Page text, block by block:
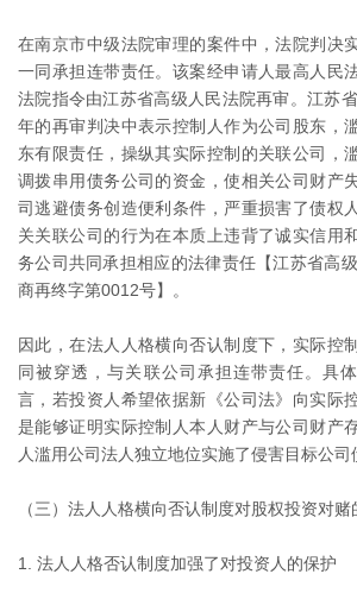
在南京市中级法院审理的案件中，法院判决
一同承担连带责任。该案经申请人最高人民
法院指令由江苏省高级人民法院再审。江苏
年的再审判决中表示控制人作为公司股东，
东有限责任，操纵其实际控制的关联公司，
调拨串用债务公司的资金，使相关公司财产
司逃避债务创造便利条件，严重损害了债权
关关联公司的行为在本质上违背了诚实信用
务公司共同承担相应的法律责任【江苏省高
商再终字第0012号】。
因此，在法人人格横向否认制度下，实际控
同被穿透，与关联公司承担连带责任。具
言，若投资人希望依据新《公司法》向实际
是能够证明实际控制人本人财产与公司财产
人滥用公司法人独立地位实施了侵害目标公司
（三）法人人格横向否认制度对股权投资对
1. 法人人格否认制度加强了对投资人的保护